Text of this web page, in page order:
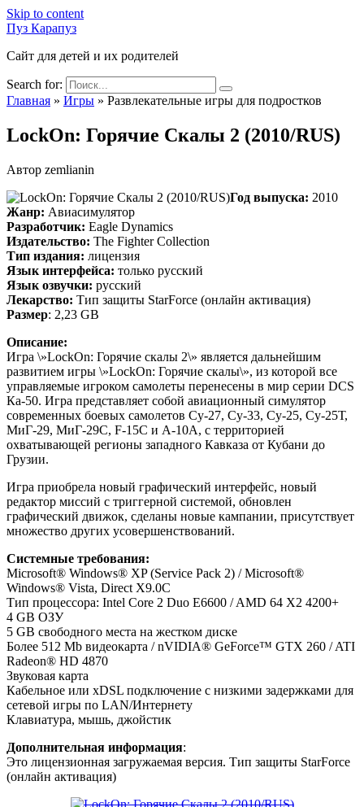
Skip to content
Пуз Карапуз
Сайт для детей и их родителей
Search for:
Главная » Игры » Развлекательные игры для подростков
LockOn: Горячие Скалы 2 (2010/RUS)
Автор zemlianin
Год выпуска: 2010
Жанр: Авиасимулятор
Разработчик: Eagle Dynamics
Издательство: The Fighter Collection
Тип издания: лицензия
Язык интерфейса: только русский
Язык озвучки: русский
Лекарство: Тип защиты StarForce (онлайн активация)
Размер: 2,23 GB
Описание:
Игра \»LockOn: Горячие скалы 2\» является дальнейшим
развитием игры \»LockOn: Горячие скалы\», из которой все
управляемые игроком самолеты перенесены в мир серии DCS
Ка-50. Игра представляет собой авиационный симулятор
современных боевых самолетов Су-27, Су-33, Су-25, Су-25Т,
МиГ-29, МиГ-29С, F-15C и А-10А, с территорией
охватывающей регионы западного Кавказа от Кубани до
Грузии.
Игра приобрела новый графический интерфейс, новый
редактор миссий с триггерной системой, обновлен
графический движок, сделаны новые кампании, присутствует
множество других усовершенствований.
Системные требования:
Microsoft® Windows® XP (Service Pack 2) / Microsoft®
Windows® Vista, Direct X9.0C
Тип процессора: Intel Core 2 Duo E6600 / AMD 64 X2 4200+
4 GB ОЗУ
5 GB свободного места на жестком диске
Более 512 Mb видеокарта / nVIDIA® GeForce™ GTX 260 / ATI
Radeon® HD 4870
Звуковая карта
Кабельное или xDSL подключение с низкими задержками для
сетевой игры по LAN/Интернету
Клавиатура, мышь, джойстик
Дополнительная информация:
Это лицензионная загружаемая версия. Тип защиты StarForce
(онлайн активация)